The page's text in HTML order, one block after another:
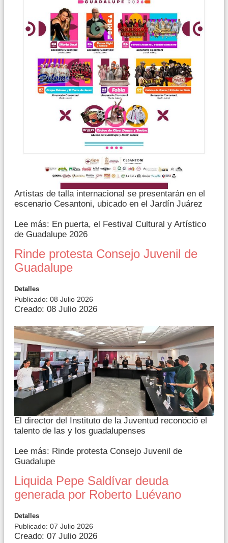
Artistas de talla internacional se presentarán en el
escenario Cesantoni, ubicado en el Jardín Juárez
Lee más: En puerta, el Festival Cultural y Artístico
de Guadalupe 2026
Rinde protesta Consejo Juvenil de
Guadalupe
Detalles
Publicado: 08 Julio 2026
Creado: 08 Julio 2026
El director del Instituto de la Juventud reconoció el
talento de las y los guadalupenses
Lee más: Rinde protesta Consejo Juvenil de
Guadalupe
Liquida Pepe Saldívar deuda
generada por Roberto Luévano
Detalles
Publicado: 07 Julio 2026
Creado: 07 Julio 2026